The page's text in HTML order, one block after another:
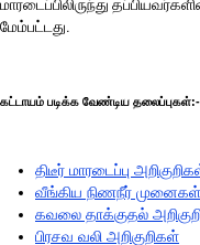
மேம்பட்டது.
கட்டாயம் படிக்க வேண்டிய தலைப்புகள்:-
திடீர் மாரடைப்பு
வீங்கிய நிணநீர் முனைகள்
கவலை தாக்குதல்
பிரசவ வலி அறிகுறிகள்